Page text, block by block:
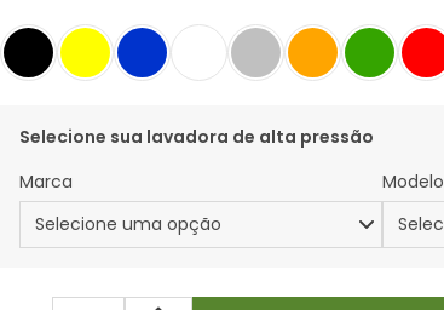
Selecione sua lavadora de alta pressão
Marca
Modelo